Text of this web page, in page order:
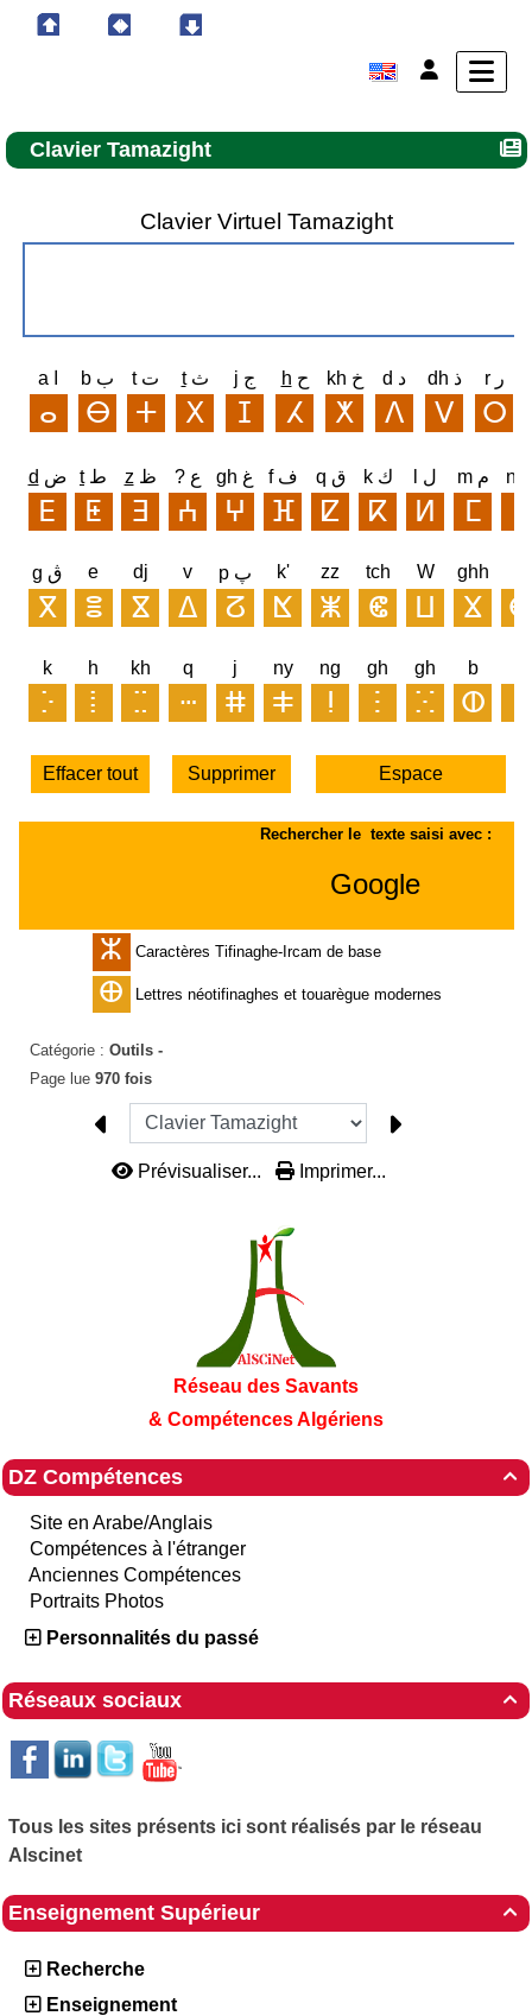
Réseau des Savants
& Compétences Algériens

DZ Compétences
Site en Arabe/Anglais
Compétences à l'étranger
Anciennes Compétences
Portraits Photos
Personnalités du passé

Réseaux sociaux
Tous les sites présents ici sont réalisés par le réseau
Alscinet

Enseignement Supérieur
Recherche
Enseignement
Clavier Tamazight
Catégorie : Outils -
Page lue 970 fois
Prévisualiser... Imprimer...